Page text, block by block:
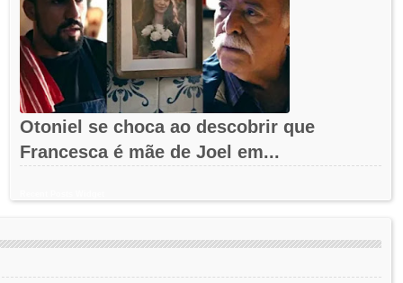
Otoniel se choca ao descobrir que
Francesca é mãe de Joel em...